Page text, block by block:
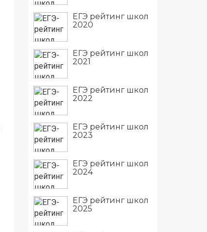
ЕГЭ рейтинг школ
2020
ЕГЭ рейтинг школ
2021
ЕГЭ рейтинг школ
2022
ЕГЭ рейтинг школ
2023
ЕГЭ рейтинг школ
2024
ЕГЭ рейтинг школ
2025